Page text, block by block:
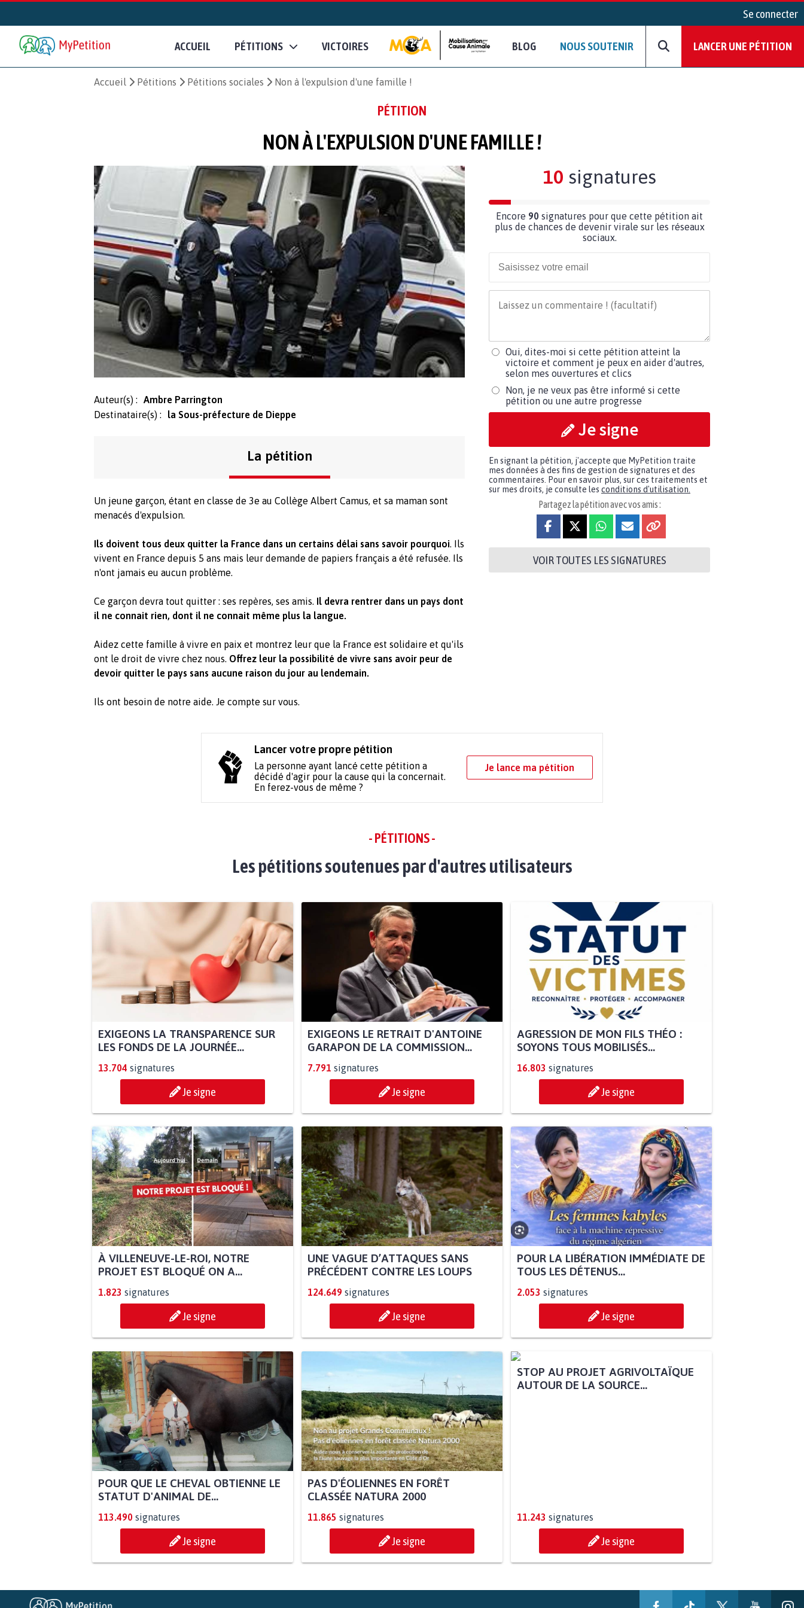
Se connecter
ACCUEIL PÉTITIONS VICTOIRES BLOG NOUS SOUTENIR LANCER UNE PÉTITION
Accueil Pétitions Pétitions sociales Non à l'expulsion d'une famille !
PÉTITION
NON À L'EXPULSION D'UNE FAMILLE !
Auteur(s) :
Ambre Parrington
Destinataire(s) :
la Sous-préfecture de Dieppe
La pétition
Un jeune garçon, étant en classe de 3e au Collège Albert Camus, et sa maman sont
menacés d'expulsion.
Ils doivent tous deux quitter la France dans un certains délai sans savoir pourquoi. Ils
vivent en France depuis 5 ans mais leur demande de papiers français a été refusée. Ils
n'ont jamais eu aucun problème.
Ce garçon devra tout quitter : ses repères, ses amis. Il devra rentrer dans un pays dont
il ne connait rien, dont il ne connait même plus la langue.
Aidez cette famille à vivre en paix et montrez leur que la France est solidaire et qu'ils
ont le droit de vivre chez nous. Offrez leur la possibilité de vivre sans avoir peur de
devoir quitter le pays sans aucune raison du jour au lendemain.
Ils ont besoin de notre aide. Je compte sur vous.
10 signatures
Encore 90 signatures pour que cette pétition ait
plus de chances de devenir virale sur les réseaux
sociaux.
Oui, dites-moi si cette pétition atteint la
victoire et comment je peux en aider d'autres,
selon mes ouvertures et clics
Non, je ne veux pas être informé si cette
pétition ou une autre progresse
Je signe
En signant la pétition, j'accepte que MyPetition traite
mes données à des fins de gestion de signatures et des
commentaires. Pour en savoir plus, sur ces traitements et
sur mes droits, je consulte les conditions d'utilisation.
Partagez la pétition avec vos amis :
VOIR TOUTES LES SIGNATURES
Lancer votre propre pétition
La personne ayant lancé cette pétition a
décidé d'agir pour la cause qui la concernait.
En ferez-vous de même ?
Je lance ma pétition
- PÉTITIONS -
Les pétitions soutenues par d'autres utilisateurs
EXIGEONS LA TRANSPARENCE SUR
LES FONDS DE LA JOURNÉE...
13.704 signatures
Je signe
EXIGEONS LE RETRAIT D'ANTOINE
GARAPON DE LA COMMISSION...
7.791 signatures
Je signe
AGRESSION DE MON FILS THÉO :
SOYONS TOUS MOBILISÉS...
16.803 signatures
Je signe
À VILLENEUVE-LE-ROI, NOTRE
PROJET EST BLOQUÉ ON A...
1.823 signatures
Je signe
UNE VAGUE D’ATTAQUES SANS
PRÉCÉDENT CONTRE LES LOUPS
124.649 signatures
Je signe
POUR LA LIBÉRATION IMMÉDIATE DE
TOUS LES DÉTENUS...
2.053 signatures
Je signe
POUR QUE LE CHEVAL OBTIENNE LE
STATUT D'ANIMAL DE...
113.490 signatures
Je signe
PAS D'ÉOLIENNES EN FORÊT
CLASSÉE NATURA 2000
11.865 signatures
Je signe
11.243 signatures
Je signe